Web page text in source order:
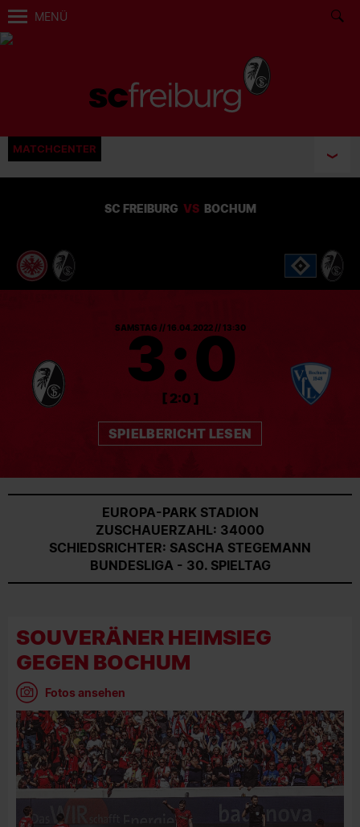
MENÜ
MATCHCENTER
SC FREIBURG VS BOCHUM
SAMSTAG // 16.04.2022 // 13:30
3:0
[ 2:0 ]
SPIELBERICHT LESEN
EUROPA-PARK STADION
ZUSCHAUERZAHL: 34000
SCHIEDSRICHTER: SASCHA STEGEMANN
BUNDESLIGA - 30. SPIELTAG
SOUVERÄNER HEIMSIEG
GEGEN BOCHUM
Fotos ansehen